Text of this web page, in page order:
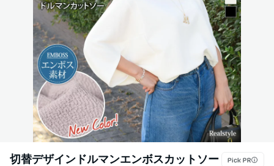
切替デザインドルマンエンボスカットソー